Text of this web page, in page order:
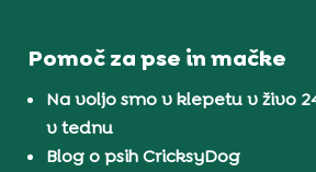
Pomoč za pse in mačke
Na voljo smo v klepetu v živo
v tednu
Blog o psih CricksyDog